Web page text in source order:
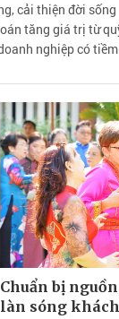
cải thiện đời sống
tăng giá trị từ
nghiệp có tiềm
Chuẩn bị
làn sóng